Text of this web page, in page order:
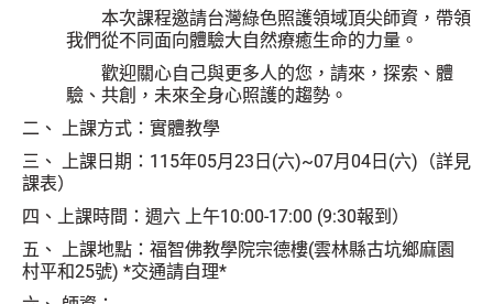
本次課程邀請台灣綠色照護領域頂尖師資，帶領
我們從不同面向體驗大自然療癒生命的力量。
歡迎關心自己與更多人的您，請來，探索、體
驗、共創，未來全身心照護的趨勢。
二、 上課方式：實體教學
三、 上課日期：115年05月23日(六)~07月04日(六)（詳見
課表）
四、上課時間：週六 上午10:00-17:00 (9:30報到）
五、 上課地點：福智佛教學院宗德樓(雲林縣古坑鄉麻園
村平和25號) *交通請自理*